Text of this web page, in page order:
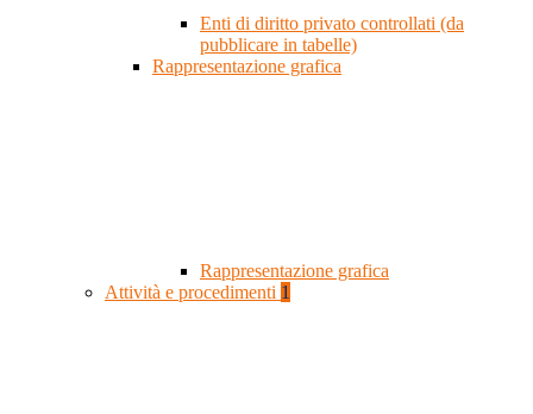
Enti di diritto privato controllati (da
pubblicare in tabelle)
Rappresentazione grafica
Rappresentazione grafica
Attività e procedimenti 1